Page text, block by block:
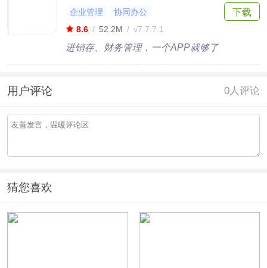
企业管理
协同办公
8.6 / 52.2M / v7.7.7.1
进销存、财务管理，一个APP就够了
下载
用户评论 0人评论
猜您喜欢